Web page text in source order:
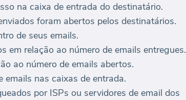
na caixa de entrada do destinatário.
foram abertos pelos destinatários.
de seus emails.
em relação ao número de emails entregues.
ao número de emails abertos.
emails nas caixas de entrada.
por ISPs ou servidores de email dos